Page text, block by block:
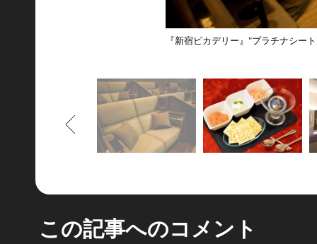
『新宿ピカデリー』"プラチナシー
もどる
この記事へのコメント